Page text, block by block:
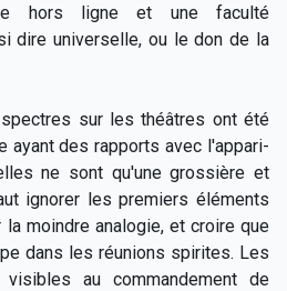
hors ligne et une faculté
dire universelle, ou le don de la
sur les théâtres ont été
ayant des rapports avec l'appari-
ne sont qu'une grossière et
ignorer les premiers éléments
moindre analogie, et croire que
dans les réunions spirites. Les
au commandement de